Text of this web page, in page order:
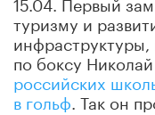
туризму и
по боксу
российских
в гольф . Так он